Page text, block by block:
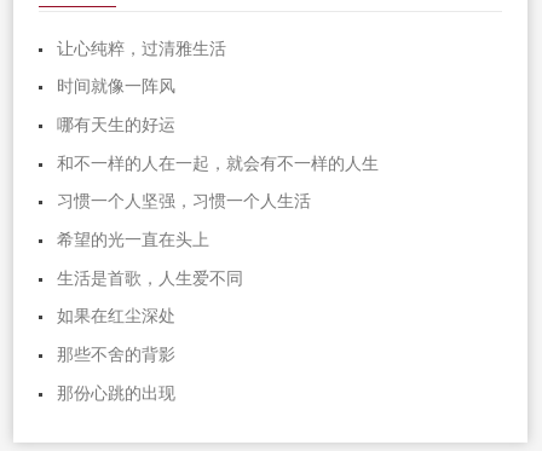
让心纯粹，过清雅生活
时间就像一阵风
哪有天生的好运
和不一样的人在一起，就会有不一样的人生
习惯一个人坚强，习惯一个人生活
希望的光一直在头上
生活是首歌，人生爱不同
如果在红尘深处
那些不舍的背影
那份心跳的出现